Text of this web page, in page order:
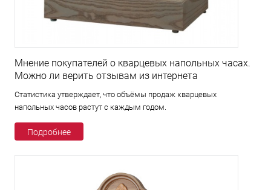
Мнение покупателей о кварцевых напольных часах.
Можно ли верить отзывам из интернета
Статистика утверждает, что объёмы продаж кварцевых
напольных часов растут с каждым годом.
Подробнее